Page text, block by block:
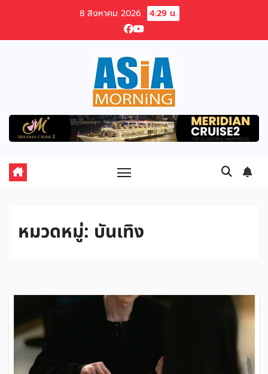
content
8 สิงหาคม 2026 4:29 น.
หมวดหมู่: บันเทิง